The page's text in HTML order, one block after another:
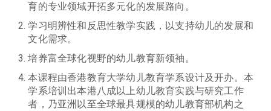
育的专业领域开拓多元化的发展路向。
学习明辨性和反思性教学实践，以支持幼儿的发展和
文化需求。
培养富全球化视野的幼儿教育新领袖。
本课程由香港教育大学幼儿教育学系设计及开办。本
学系培训出本港八成以上幼儿教育实践与研究工作
者，乃亚洲以至全球最具规模的幼儿教育部机构之